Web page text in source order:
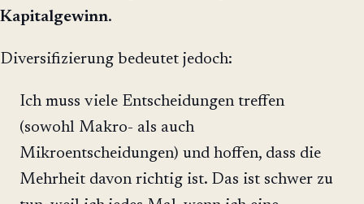
Kapitalgewinn.
Diversifizierung bedeutet jedoch:
Ich muss viele Entscheidungen treffen
(sowohl Makro- als auch
Mikroentscheidungen) und hoffen, dass die
Mehrheit davon richtig ist. Das ist schwer zu